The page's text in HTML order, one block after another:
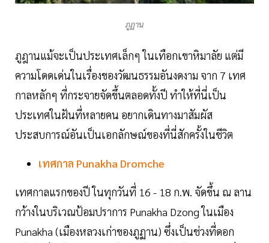
ภูฏาน
ภูฎานแม้จะเป็นประเทศเล็กๆ ในเทือกเขาหิมาลัย แต่มี
ความโดดเด่นในเรื่องของวัฒนธรรมอันงดงาม จาก 7 เทศ
กาลหลักๆ ที่กระจายจัดขึ้นตลอดทั้งปี ทำให้ที่นี่เป็น
ประเทศในฝันที่หลายคน อยากเดินทางมาสัมผัส
ประสบการณ์อันเป็นเอกลักษณ์ของที่นี่สักครั้งในชีวิต
เทศกาล Punakha Dromche
เทศกาลแรกของปี ในทุกวันที่ 16 - 18 ก.พ. จัดขึ้น ณ ลาน
กว้างในบริเวณป้อมปราการ Punakha Dzong ในเมือง
Punakha (เมืองหลวงเก่าของภูฏาน) ซึ่งเป็นช่วงที่ดอก